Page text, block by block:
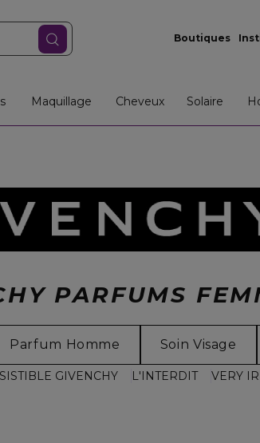
Boutiques
Maquillage Cheveux Solaire
PARFUMS
Parfum Homme Soin Visage
GIVENCHY L'INTERDIT VERY